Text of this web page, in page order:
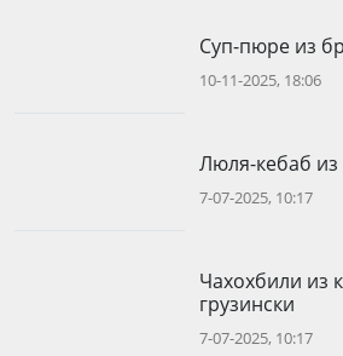
Суп-пюре из
10-11-2025, 18:06
Люля-кебаб
7-07-2025, 10:17
Чахохбили из
грузински
7-07-2025, 10:17